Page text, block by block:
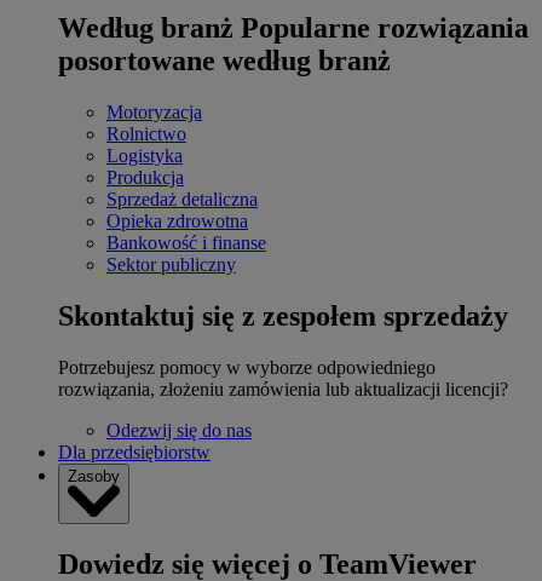
Według branż Popularne rozwiązania
posortowane według branż
Motoryzacja
Rolnictwo
Logistyka
Produkcja
Sprzedaż detaliczna
Opieka zdrowotna
Bankowość i finanse
Sektor publiczny
Skontaktuj się z zespołem sprzedaży
Potrzebujesz pomocy w wyborze odpowiedniego
rozwiązania, złożeniu zamówienia lub aktualizacji licencji?
Odezwij się do nas
Dla przedsiębiorstw
Zasoby
Dowiedz się więcej o TeamViewer